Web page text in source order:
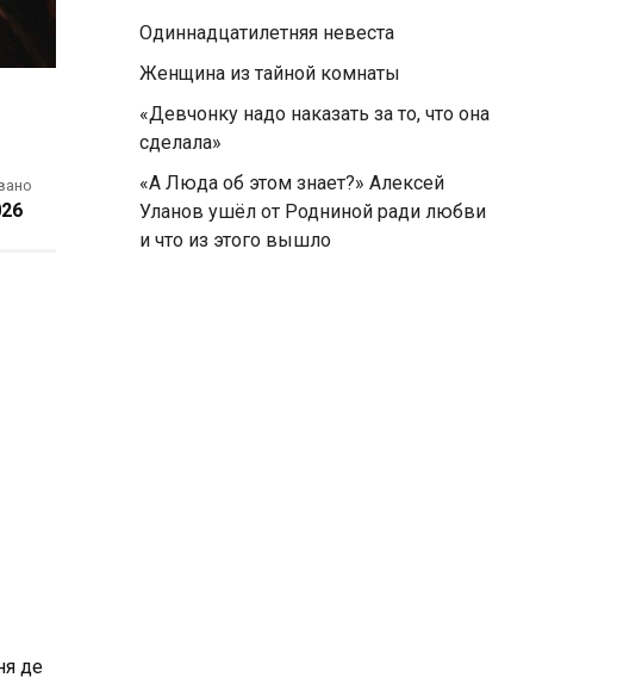
де
Одиннадцатилетняя невеста
Женщина из тайной комнаты
«Девчонку надо наказать за то, что она
сделала»
«А Люда об этом знает?» Алексей
Уланов ушёл от Родниной ради любви
и что из этого вышло